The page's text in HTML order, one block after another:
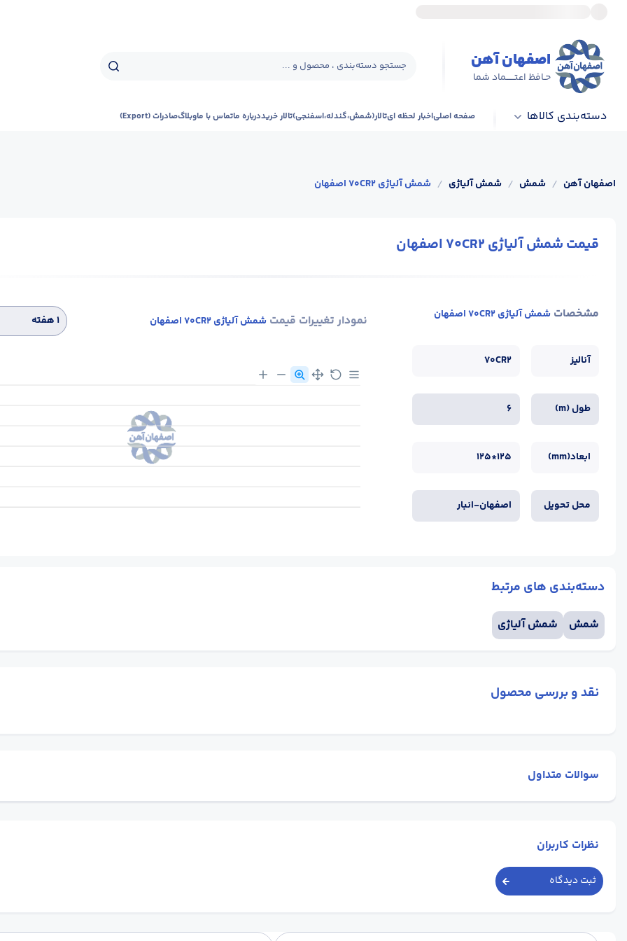
اصفهان آهن
حـافظ اعتــــــماد شما
جستجو دسته‌بندی ، محصول و ...
دسته‌بندی کالاها صفحه اصلیاخبار لحظه ایتالار(شمش،گندله،اسفنجی)تالار خریددرباره ماتماس با ماوبلاگصادرات (Export)
اصفهان آهن / شمش / شمش آلیاژی / شمش آلیاژی 70CR2 اصفهان
قیمت شمش آلیاژی 70CR2 اصفهان
مشخصات شمش آلیاژی 70CR2 اصفهان
آنالیز 70CR2
طول (m) 6
ابعاد(mm) 125*125
محل تحویل اصفهان-انبار
نمودار تغییرات قیمت شمش آلیاژی 70CR2 اصفهان ۱ هفته
دسته‌بندی های مرتبط
شمش شمش آلیاژی
نقد و بررسی محصول
سوالات متداول
نظرات کاربران
ثبت دیدگاه